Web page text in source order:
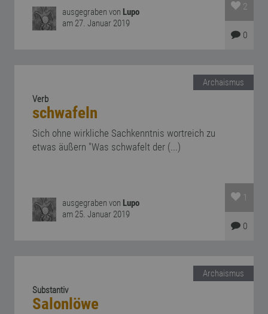
ausgegraben von Lupo
am 27. Januar 2019
2
0
Archaismus
Verb
schwafeln
Sich ohne wirkliche Sachkenntnis wortreich zu
etwas äußern "Was schwafelt der (...)
ausgegraben von Lupo
am 25. Januar 2019
1
0
Archaismus
Substantiv
Salonlöwe